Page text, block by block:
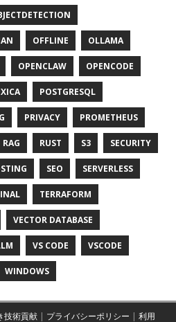
OFFLINE OLLAMA
OPENCLAW OPENCODE
POSTGRESQL
PRIVACY PROMETHEUS
RAG RUST S3 SECURITY
SEO SERVERLESS
TERRAFORM
VECTOR DATABASE
VS CODE VSCODE
WINDOWS
技術貢献| プライバシーポリシー | 利用